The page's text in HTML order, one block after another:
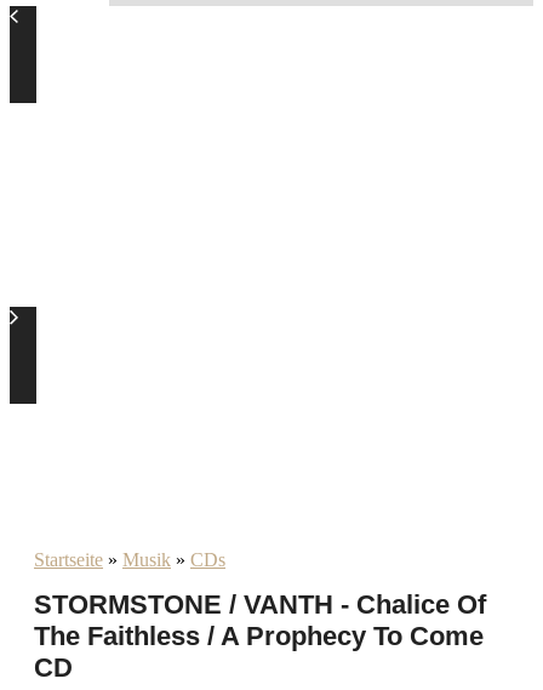
Startseite » Musik » CDs
STORMSTONE / VANTH - Chalice Of
The Faithless / A Prophecy To Come
CD